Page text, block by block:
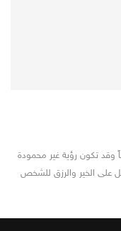
وقد تكون رؤية غير محمودة
على الخير والرزق للشخص